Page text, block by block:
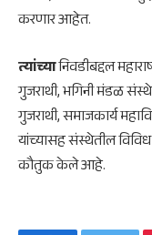
करणार आहेत.
त्यांच्यानिवडीबद्दल
गुजराथी, भगिनी मंडळ
गुजराथी, समाजकार्य
यांच्यासह संस्थेतील विविध
कौतुक केले आहे.